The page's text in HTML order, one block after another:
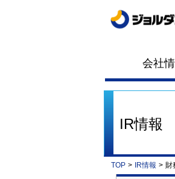
会社
IR情報
TOP > IR情報 > 財